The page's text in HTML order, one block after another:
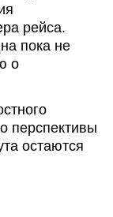
рейса.
пока не
о
перспективы
остаются